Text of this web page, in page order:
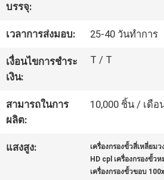
คุณภาพ
ติดต่อ
เรา
ขอ
ใบ
บรรจุ:
เวลาการส่งมอบ: 25-40 วันทำการ
เงื่อนไขการชำระ
เงิน:
T / T
สามารถในการ
ผลิต:
10,000 ชิ้น / เดือ
แสงสูง: เครื่องกรองขั้วสี่เหลี่ยมว
HD cpl เครื่องกรองขั้ว
เครื่องกรองขั้วขอบ